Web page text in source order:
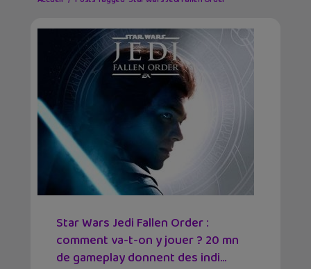
Star Wars Jedi Fallen Order :
comment va-t-on y jouer ? 20 mn
de gameplay donnent des indi...